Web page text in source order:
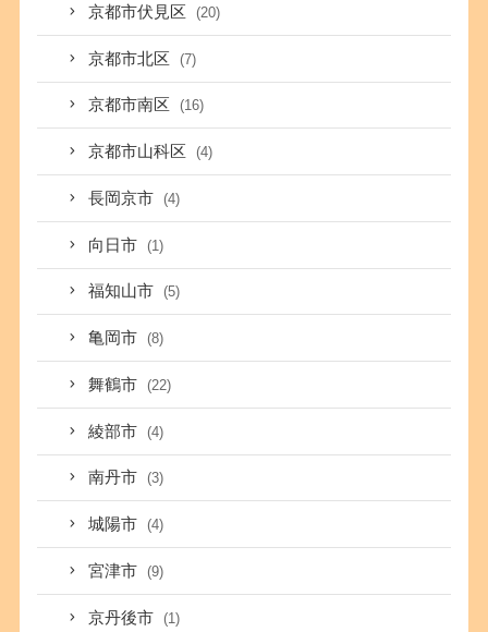
京都市伏見区 (20)
京都市北区 (7)
京都市南区 (16)
京都市山科区 (4)
長岡京市 (4)
向日市 (1)
福知山市 (5)
亀岡市 (8)
舞鶴市 (22)
綾部市 (4)
南丹市 (3)
城陽市 (4)
宮津市 (9)
京丹後市 (1)